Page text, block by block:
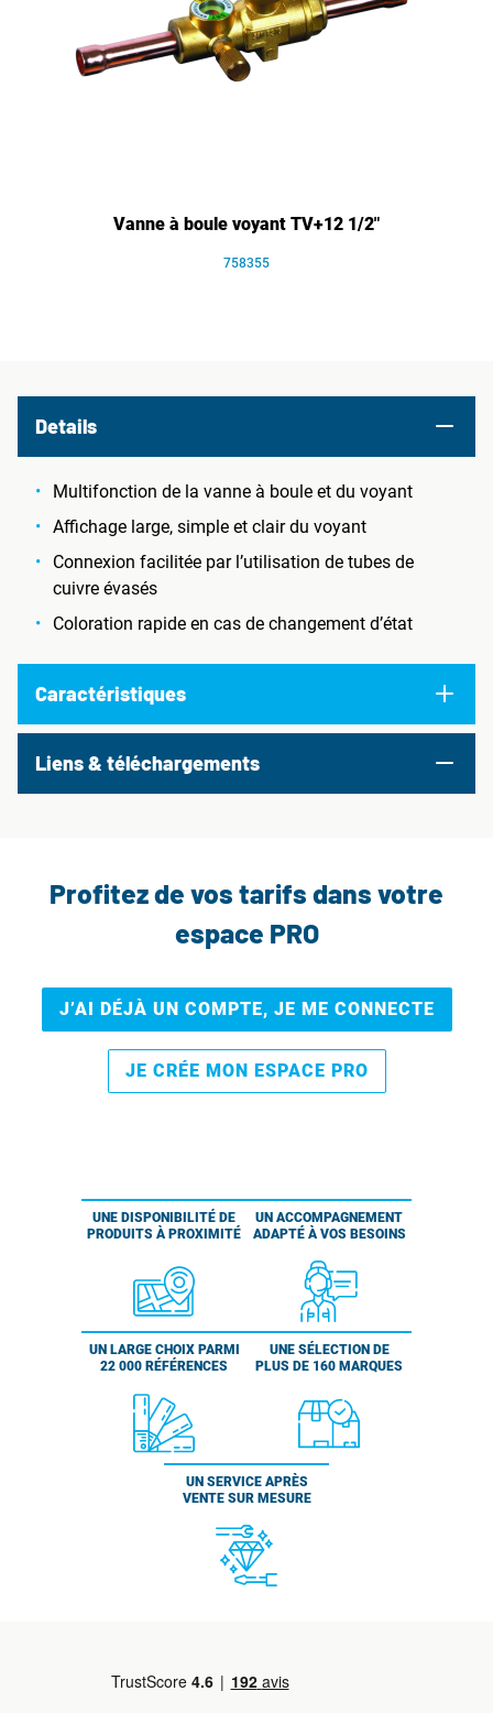
Vanne à boule voyant TV+12 1/2"
758355
Details
Multifonction de la vanne à boule et du voyant
Affichage large, simple et clair du voyant
Connexion facilitée par l’utilisation de tubes de
cuivre évasés
Coloration rapide en cas de changement d’état
Caractéristiques
Liens & téléchargements
Profitez de vos tarifs dans votre
espace PRO
J’AI DÉJÀ UN COMPTE, JE ME CONNECTE
JE CRÉE MON ESPACE PRO
UNE DISPONIBILITÉ DE
PRODUITS À PROXIMITÉ
UN ACCOMPAGNEMENT
ADAPTÉ À VOS BESOINS
UN LARGE CHOIX PARMI
22 000 RÉFÉRENCES
UNE SÉLECTION DE
PLUS DE 160 MARQUES
UN SERVICE APRÈS
VENTE SUR MESURE